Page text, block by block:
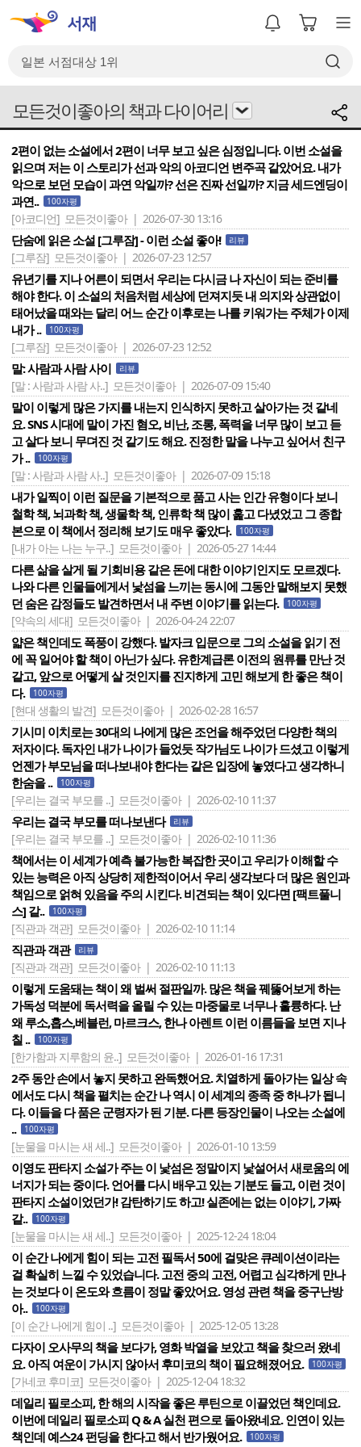
모든것이좋아의 책과 다이어리
2편이 없는 소설에서 2편이 너무 보고 싶은 심정입니다. 이번 소설을
읽으며 저는 이 스토리가 선과 악의 아코디언 변주곡 같았어요. 내가
악으로 보던 모습이 과연 악일까? 선은 진짜 선일까? 지금 세드엔딩이
과연..
100자평
[아코디언] 모든것이좋아 | 2026-07-30 13:16
단숨에 읽은 소설 [그루잠] - 이런 소설 좋아! 리뷰
[그루잠] 모든것이좋아 | 2026-07-23 12:57
유년기를 지나 어른이 되면서 우리는 다시금 나 자신이 되는 준비를
해야 한다. 이 소설의 처음처럼 세상에 던져지듯 내 의지와 상관없이
태어났을 때와는 달리 어느 순간 이후로는 나를 키워가는 주체가 이제
내가 ..
100자평
[그루잠] 모든것이좋아 | 2026-07-23 12:52
말: 사람과 사람 사이 리뷰
[말 : 사람과 사람 사..] 모든것이좋아 | 2026-07-09 15:40
말이 이렇게 많은 가지를 내는지 인식하지 못하고 살아가는 것 같네
요. SNS 시대에 말이 가진 혐오, 비난, 조롱, 폭력을 너무 많이 보고 듣
고 살다 보니 무뎌진 것 같기도 해요. 진정한 말을 나누고 싶어서 친구
가 ..
100자평
[말 : 사람과 사람 사..] 모든것이좋아 | 2026-07-09 15:18
내가 일찍이 이런 질문을 기본적으로 품고 사는 인간 유형이다 보니
철학 책, 뇌과학 책, 생물학 책, 인류학 책 많이 훑고 다녔었고 그 종합
본으로 이 책에서 정리해 보기도 매우 좋았다.
100자평
[내가 아는 나는 누구..] 모든것이좋아 | 2026-05-27 14:44
다른 삶을 살게 될 기회비용 같은 돈에 대한 이야기인지도 모르겠다.
나와 다른 인물들에게서 낯섬을 느끼는 동시에 그동안 말해보지 못했
던 숨은 감정들도 발견하면서 내 주변 이야기를 읽는다.
100자평
[약속의 세대] 모든것이좋아 | 2026-04-24 22:07
얇은 책인데도 폭풍이 강했다. 발자크 입문으로 그의 소설을 읽기 전
에 꼭 일어야 할 책이 아닌가 싶다. 유한계급론 이전의 원류를 만난 것
같고, 앞으로 어떻게 살 것인지를 진지하게 고민 해보게 한 좋은 책이
다.
100자평
[현대 생활의 발견] 모든것이좋아 | 2026-02-28 16:57
기시미 이치로는 30대의 나에게 많은 조언을 해주었던 다양한 책의
저자이다. 독자인 내가 나이가 들었듯 작가님도 나이가 드셨고 이렇게
언젠가 부모님을 떠나보내야 한다는 같은 입장에 놓였다고 생각하니
한숨을 ..
100자평
[우리는 결국 부모를 ..] 모든것이좋아 | 2026-02-10 11:37
우리는 결국 부모를 떠나보낸다 리뷰
[우리는 결국 부모를 ..] 모든것이좋아 | 2026-02-10 11:36
책에서는 이 세계가 예측 불가능한 복잡한 곳이고 우리가 이해할 수
있는 능력은 아직 상당히 제한적이어서 우리 생각보다 더 많은 원인과
책임으로 얽혀 있음을 주의 시킨다. 비견되는 책이 있다면 [팩트풀니
스] 같..
100자평
[직관과 객관] 모든것이좋아 | 2026-02-10 11:14
직관과 객관 리뷰
[직관과 객관] 모든것이좋아 | 2026-02-10 11:13
이렇게 도움돼는 책이 왜 벌써 절판일까. 많은 책을 꿰뚫어보게 하는
가독성 덕분에 독서력을 올릴 수 있는 마중물로 너무나 훌륭하다. 난
왜 루소,홉스,베블런, 마르크스, 한나 아렌트 이런 이름들을 보면 지나
칠 ..
100자평
[한가함과 지루함의 윤..] 모든것이좋아 | 2026-01-16 17:31
2주 동안 손에서 놓지 못하고 완독했어요. 치열하게 돌아가는 일상 속
에서도 다시 책을 펼치는 순간 나 역시 이 세계의 종족 중 하나가 됩니
다. 이들을 다 품은 군령자가 된 기분. 다른 등장인물이 나오는 소설에
..
100자평
[눈물을 마시는 새 세..] 모든것이좋아 | 2026-01-10 13:59
이영도 판타지 소설가 주는 이 낯섬은 정말이지 낯설어서 새로움의 에
너지가 되는 중이다. 언어를 다시 배우고 있는 기분도 들고, 이런 것이
판타지 소설이었던가! 감탄하기도 하고! 실존에는 없는 이야기, 가짜
같..
100자평
[눈물을 마시는 새 세..] 모든것이좋아 | 2025-12-24 18:04
이 순간 나에게 힘이 되는 고전 필독서 50에 걸맞은 큐레이션이라는
걸 확실히 느낄 수 있었습니다. 고전 중의 고전, 어렵고 심각하게 만나
는 것보다 이 온도와 흐름이 정말 좋았어요. ​영성 관련 책을 중구난방
아..
100자평
[이 순간 나에게 힘이 ..] 모든것이좋아 | 2025-12-05 13:28
다자이 오사무의 책을 보다가, 영화 박열을 보았고 책을 찾으러 왔네
요. 아직 여운이 가시지 않아서 후미코의 책이 필요해졌어요.
100자평
[가네코 후미코] 모든것이좋아 | 2025-12-04 18:32
데일리 필로소피, 한 해의 시작을 좋은 루틴으로 이끌었던 책인데요.
이번에 데일리 필로소피 Q & A 실천 편으로 돌아왔네요. 인연이 있는
책인데 예스24 펀딩을 한다고 해서 반가웠어요.
100자평